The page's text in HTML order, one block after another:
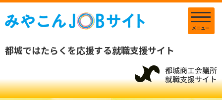
都城ではたらくを応援する就職支援サイト
メニュー